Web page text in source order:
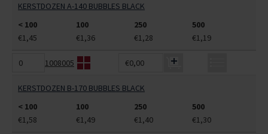
KERSTDOZEN A-140 BUBBLES BLACK
< 100
100 250
500
€1,45
€1,36 €1,28 €1,19
1008005 €0,00
KERSTDOZEN B-170 BUBBLES BLACK
< 100
100 250
500
€1,58
€1,49 €1,40 €1,30